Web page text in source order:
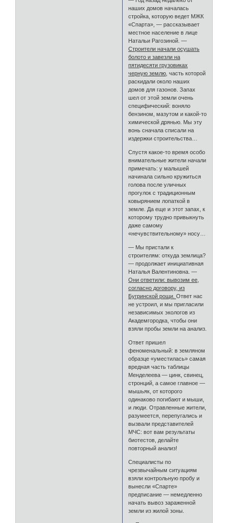
наших домов началась
стройка, которую ведет МЖК
«Спарта», — рассказывает
местное население в лице
Натальи Рагозиной. —
Строители начали осушать
болото и завезли на
пятидесяти грузовиках
черную землю , часть которой
раскидали около наших
домов для газонов. Запах
шел от этой земли очень
специфический: воняло
бензином, мазутом и какой-то
химической дрянью. Мы эту
вонь сначала списали на
издержки строительства…
Спустя какое-то время особо
внимательные жители начали
примечать: у малышей
начинала сильно кружиться
голова после уличных
прогулок с традиционным
ковырянием лопаткой в
земле. Да еще и этот запах, к
которому трудно привыкнуть
даже самому
«нечувствительному» носу…
— Мы пристали к
строителям: откуда землица?
— продолжает инициативная
Наталья Валентиновна. —
Они ответили: вывозим ее,
согласно договору, из
Бугринской рощи.Ответ нас
не устроил, и мы пригласили
независимых экологов из
Академгородка, чтобы они
взяли пробы земли на анализ.
Ответ пришел
феноменальный: в земляном
образце «уместилась» самая
вредная часть таблицы
Менделеева — цинк, свинец,
стронций, а самое главное —
мышьяк, от которого
одинаково погибают и мыши,
и люди. Отравленные жители,
разумеется, перепугались и
вызвали представителей
МЧС: вот вам результаты
биотестов, делайте
повторный анализ!
Специалисты по
чрезвычайным ситуациям
взяли контрольную пробу и
вынесли «Спарте»
предписание — немедленно
начать вывоз зараженной
земли из жилой зоны.